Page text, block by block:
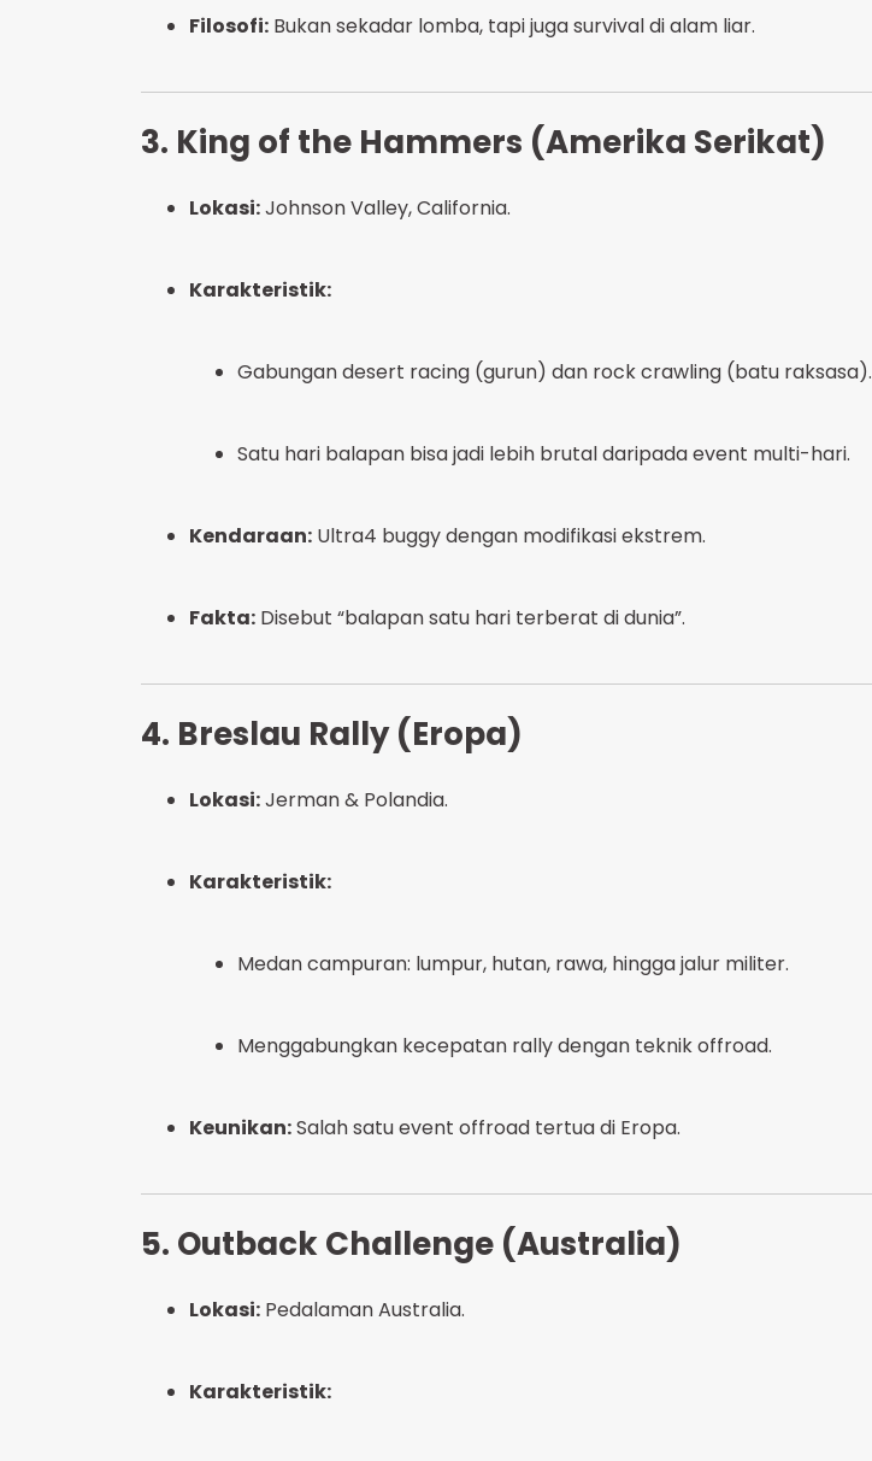
Filosofi: Bukan sekadar lomba, tapi juga survival di alam liar.
3. King of the Hammers (Amerika Serikat)
Lokasi:Johnson Valley, California.
Karakteristik:
Gabungan desert racing (gurun) dan rock crawling (batu raksasa).
Satu hari balapan bisa jadi lebih brutal daripada event multi-hari.
Kendaraan: Ultra4 buggy dengan modifikasi ekstrem.
Fakta: Disebut “balapan satu hari terberat di dunia”.
4. Breslau Rally (Eropa)
Lokasi:Jerman & Polandia.
Karakteristik:
Medan campuran: lumpur, hutan, rawa, hingga jalur militer.
Menggabungkan kecepatan rally dengan teknik offroad.
Keunikan:Salah satu event offroad tertua di Eropa.
5. Outback Challenge (Australia)
Lokasi: Pedalaman Australia.
Karakteristik: